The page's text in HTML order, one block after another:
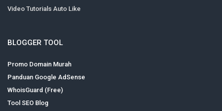
Video Tutorials Auto Like
BLOGGER TOOL
Promo Domain Murah
Panduan Google AdSense
WhoisGuard (Free)
Tool SEO Blog